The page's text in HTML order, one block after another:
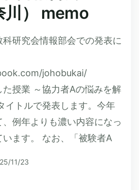
川） memo
研究会情報部会での発表に
johobukai/
授業 ～協力者Aの悩みを解
イトルで発表します。今年
例年よりも濃い内容になっ
ます。 なお、「被験者A
11/23